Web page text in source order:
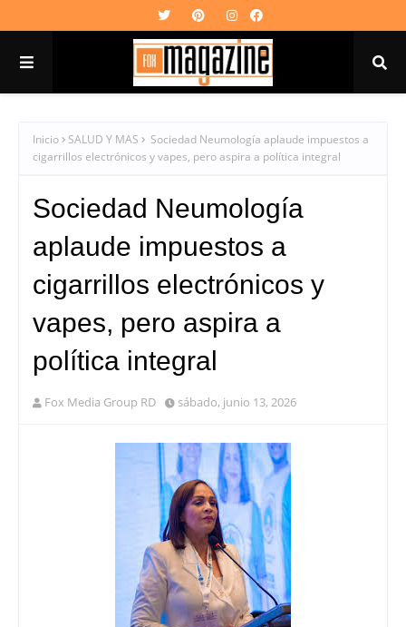
Inicio SALUD Y MAS
Sociedad Neumología aplaude impuestos a
cigarrillos electrónicos y vapes, pero aspira a política integral
Sociedad Neumología
aplaude impuestos a
cigarrillos electrónicos y
vapes, pero aspira a
política integral
Fox Media Group RD sábado, junio 13, 2026